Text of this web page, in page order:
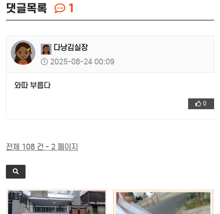
댓글목록 1
다낭김실장
2025-08-24 00:09
와따 부릅다
0
전체 108 건 - 2 페이지